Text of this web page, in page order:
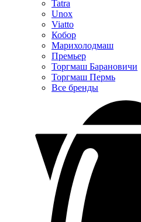
Tatra
Unox
Viatto
Кобор
Марихолодмаш
Премьер
Торгмаш Барановичи
Торгмаш Пермь
Все бренды